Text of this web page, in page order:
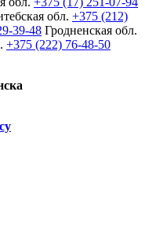
обл. +375 (212)
39-48 Гродненская обл.
+375 (222) 76-48-50